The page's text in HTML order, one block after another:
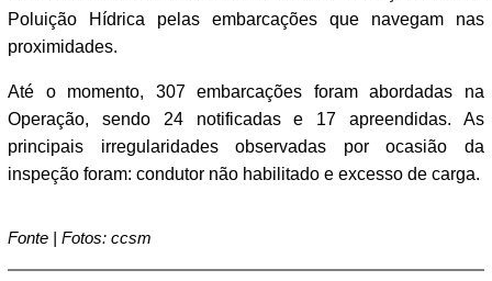
Poluição Hídrica pelas embarcações que navegam nas
proximidades.
Até o momento, 307 embarcações foram abordadas na
Operação, sendo 24 notificadas e 17 apreendidas. As
principais irregularidades observadas por ocasião da
inspeção foram: condutor não habilitado e excesso de carga.
Fonte | Fotos: ccsm